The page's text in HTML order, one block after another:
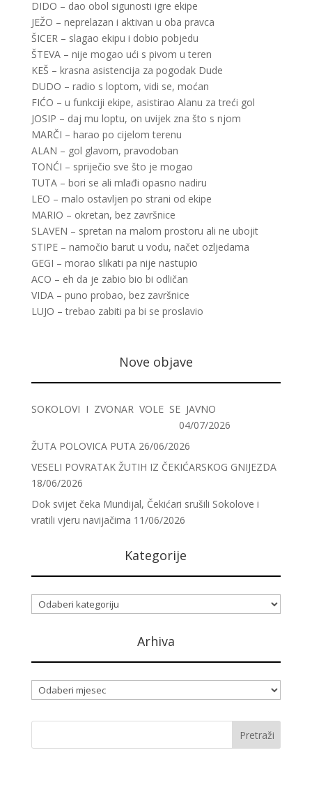
DIDO – dao obol sigunosti igre ekipe
JEŽO – neprelazan i aktivan u oba pravca
ŠICER – slagao ekipu i dobio pobjedu
ŠTEVA – nije mogao ući s pivom u teren
KEŠ – krasna asistencija za pogodak Dude
DUDO – radio s loptom, vidi se, moćan
FIĆO – u funkciji ekipe, asistirao Alanu za treći gol
JOSIP – daj mu loptu, on uvijek zna što s njom
MARČI – harao po cijelom terenu
ALAN – gol glavom, pravodoban
TONĆI – spriječio sve što je mogao
TUTA – bori se ali mlađi opasno nadiru
LEO – malo ostavljen po strani od ekipe
MARIO – okretan, bez završnice
SLAVEN – spretan na malom prostoru ali ne ubojit
STIPE – namočio barut u vodu, načet ozljedama
GEGI – morao slikati pa nije nastupio
ACO – eh da je zabio bio bi odličan
VIDA – puno probao, bez završnice
LUJO – trebao zabiti pa bi se proslavio
Nove objave
SOKOLOVI I ZVONAR VOLE SE JAVNO
04/07/2026
ŽUTA POLOVICA PUTA 26/06/2026
VESELI POVRATAK ŽUTIH IZ ČEKIĆARSKOG GNIJEZDA
18/06/2026
Dok svijet čeka Mundijal, Čekićari srušili Sokolove i
vratili vjeru navijačima 11/06/2026
Kategorije
Kategorije
Arhiva
Arhiva